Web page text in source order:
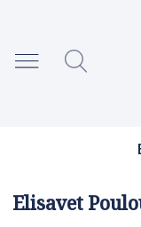
Elisavet